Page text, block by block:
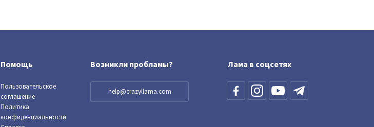
Помощь
Пользовательское
соглашение
Политика
конфиденциальности
Возникли пробламы?
help@crazyllama.com
Лама в соцсетях